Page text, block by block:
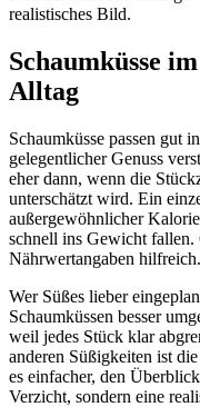
realistisches Bild.
Schaumküsse
Alltag
Schaumküsse passen gut
gelegentlicher Genuss
eher dann, wenn die
unterschätzt wird. Ein
außergewöhnlicher
schnell ins Gewicht fallen.
Nährwertangaben hilfreich.
Wer Süßes lieber
Schaumküssen besser
weil jedes Stück klar
anderen Süßigkeiten ist
es einfacher, den
Verzicht, sondern eine